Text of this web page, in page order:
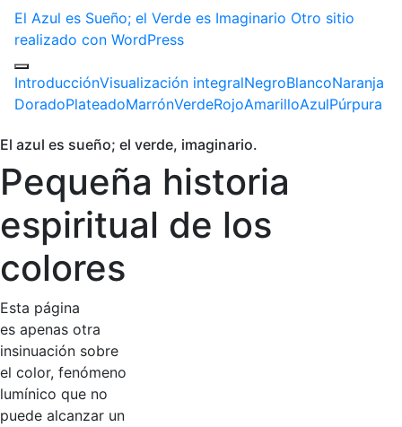
El Azul es Sueño; el Verde es Imaginario Otro sitio
realizado con WordPress
IntroducciónVisualización integralNegroBlancoNaranja
DoradoPlateadoMarrónVerdeRojoAmarilloAzulPúrpura
El azul es sueño; el verde, imaginario.
Pequeña historia
espiritual de los
colores
Esta página
es apenas otra
insinuación sobre
el color, fenómeno
lumínico que no
puede alcanzar un